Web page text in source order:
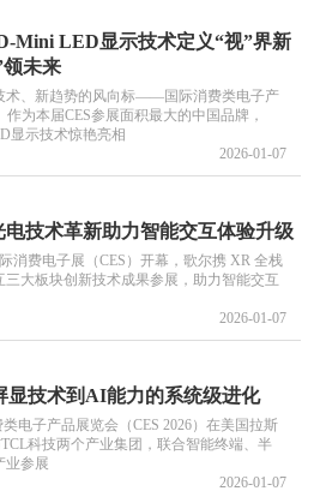
Mini LED显示技术定义“视”界新
未来
术、新趋势的风向标——国际消费类电子产
为本届CES参展面积最大的中国品牌，
显示技术惊艳亮相
2026-01-07
电技术革新助力智能交互体验升级
消费电子展（CES）开幕，歌尔携 XR 全栈
大板块创新技术成果参展，助力智能交互
2026-01-07
显技术到AI能力的系统级进化
电子产品展览会（CES 2026）在美国拉斯
科技两个产业集团，联合智能终端、半
业参展
2026-01-07